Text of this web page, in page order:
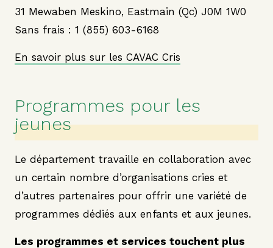
31 Mewaben Meskino, Eastmain (Qc) J0M 1W0
Sans frais : 1 (855) 603-6168
En savoir plus sur les CAVAC Cris
Programmes pour les
jeunes
Le département travaille en collaboration avec
un certain nombre d’organisations cries et
d’autres partenaires pour offrir une variété de
programmes dédiés aux enfants et aux jeunes.
Les programmes et services touchent plus